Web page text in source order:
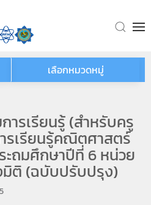
เลือกหมวดหมู่
ารเรียนรู้ (สำหรับครู
รเรียนรู้คณิตศาสตร์
ะถมศึกษาปีที่ 6 หน่วย
ติ (ฉบับปรับปรุง)